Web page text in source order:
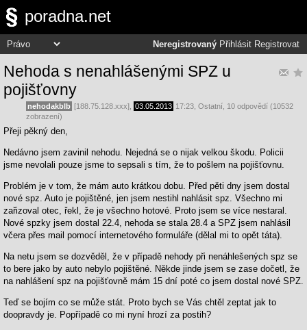
poradna.net
Neregistrovaný Přihlásit Registrovat
Nehoda s nenahlášenými SPZ u
pojišťovny
nehodakblb [188.75.128.xxx], 03.05.2013 17:23 Ostatní , 10 odpovědí (10532
zobrazení)
Přeji pěkný den,
Nedávno jsem zavinil nehodu. Nejedná se o nijak velkou škodu. Policii
jsme nevolali pouze jsme to sepsali s tím, že to pošlem na pojišťovnu.
Problém je v tom, že mám auto krátkou dobu. Před pěti dny jsem dostal
nové spz. Auto je pojištěné, jen jsem nestihl nahlásit spz. Všechno mi
zařizoval otec, řekl, že je všechno hotové. Proto jsem se více nestaral.
Nové spzky jsem dostal 22.4, nehoda se stala 28.4 a SPZ jsem nahlásil
včera přes mail pomocí internetového formuláře (dělal mi to opět táta).
Na netu jsem se dozvěděl, že v případě nehody při nenáhlešených spz se
to bere jako by auto nebylo pojištěné. Někde jinde jsem se zase dočetl, že
na nahlášení spz na pojišťovně mám 15 dní poté co jsem dostal nové SPZ.
Teď se bojím co se může stát. Proto bych se Vás chtěl zeptat jak to
doopravdy je. Popřípadě co mi nyní hrozí za postih?